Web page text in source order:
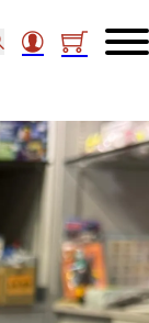
GT-R 99682